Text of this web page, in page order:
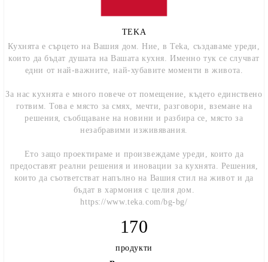
TEKA
Кухнята е сърцето на Вашия дом. Ние, в Teka, създаваме уреди,
които да бъдат душата на Вашата кухня. Именно тук се случват
едни от най-важните, най-хубавите моменти в живота.
За нас кухнята е много повече от помещение, където единствено
готвим. Това е място за смях, мечти, разговори, вземане на
решения, съобщаване на новини и разбира се, място за
незабравими изживявания.
Ето защо проектираме и произвеждаме уреди, които да
предоставят реални решения и иновации за кухнята. Решения,
които да съответстват напълно на Вашия стил на живот и да
бъдат в хармония с целия дом.
https://www.teka.com/bg-bg/
170
продукти